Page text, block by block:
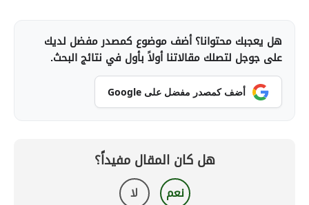
هل يعجبك محتوانا؟ أضف موضوع كمصدر مفضل لديك
على جوجل لتصلك مقالاتنا أولاً بأول في نتائج البحث.
أضف كمصدر مفضل على Google
هل كان المقال مفيداً؟
نعم لا